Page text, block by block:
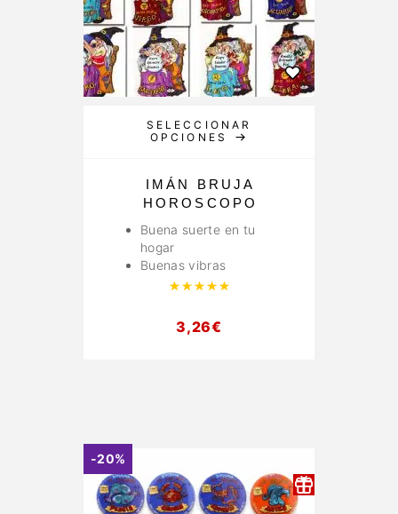
SELECCIONAR
OPCIONES
IMÁN BRUJA
HOROSCOPO
Buena suerte en tu
hogar
Buenas vibras
Valorado con
3,26€
-20%